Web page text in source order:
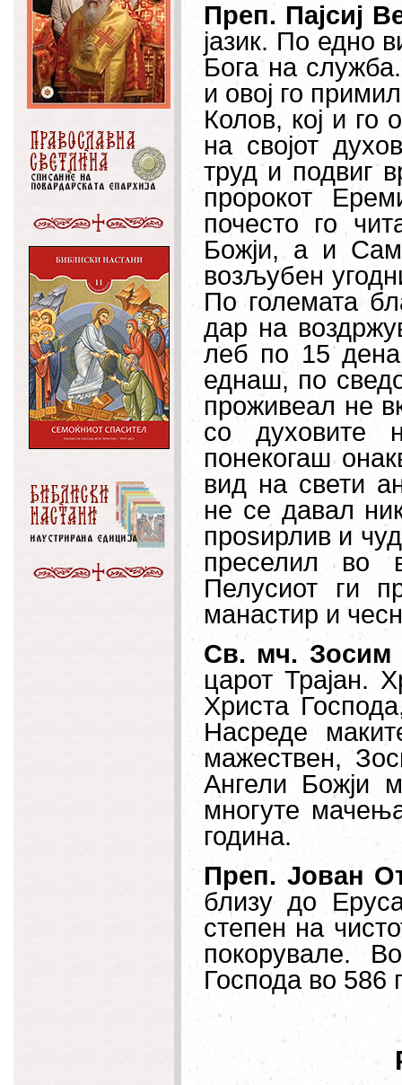
Преп. Пајсиј
јазик. По едно
Бога на
и овој го
Колов, кој и го
на својот
труд и подвиг
пророкот
почесто го
Божји, а и
возљубен
По големата
дар на
леб по 15
еднаш, по
проживеал не
со духовите
понекогаш
вид на свети
не се давал
проѕирлив и
преселил во
Пелусиот ги
манастир и
Св. мч. Зосим
царот Трајан.
Христа
Насреде
мажествен,
Ангели Божји
многуте
година.
Преп. Јован
близу до
степен на
покорувале.
Господа во 586